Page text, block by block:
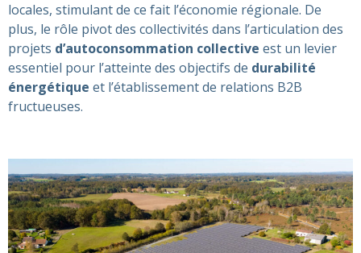
locales, stimulant de ce fait l’économie régionale. De
plus, le rôle pivot des collectivités dans l’articulation des
projets d’autoconsommation collective est un levier
essentiel pour l’atteinte des objectifs de durabilité
énergétique et l’établissement de relations B2B
fructueuses.